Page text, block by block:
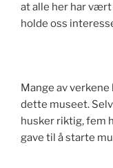
at alle her har vært
holde oss
Mange av
dette museet.
husker riktig, fem
gave til å starte